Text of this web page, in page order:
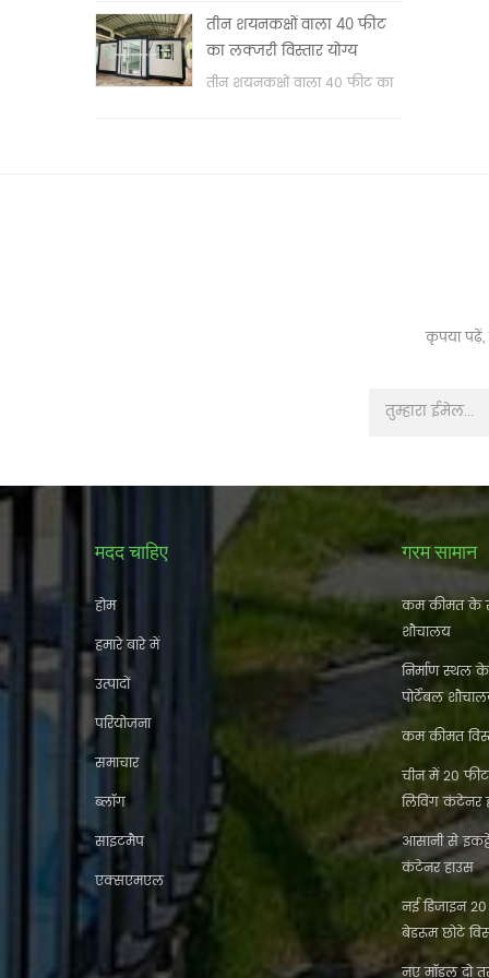
वॉश बेसिन & nbsp;
तीन शयनकक्षों वाला 40 फीट
का लक्जरी विस्तार योग्य
कंटेनर हाउस
तीन शयनकक्षों वाला 40 फीट का
कृपया
मदद चाहिए
होम
हमारे बारे में
उत्पादों
परियोजना
समाचार
ब्लॉग
साइटमैप
एक्सएमएल
गरम सामान
कम कीमत के
शौचालय
निर्माण स्थल
पोर्टेबल
कम कीमत
चीन में 20 फीट
लिविंग कंटेनर
आसानी से
कंटेनर हाउस
नई डिजाइन 20
बेडरूम छोटे
नए मॉडल दो